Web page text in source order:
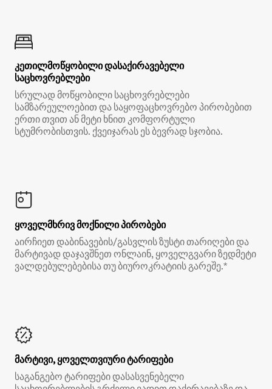
კეთილმოწყობილი დასაქირავებელი
საცხოვრებლები
სრულად მოწყობილი საცხოვრებლები
სამზარეულოებით და საყოფაცხოვრებო პირობებით
ერთი თვით ან მეტი ხნით კომფორტული
სტუმრობისთვის. ქვეიჯარას ეს ბევრად სჯობია.
ყოველმხრივ მოქნილი პირობები
აირჩიეთ დაბინავების/გასვლის ზუსტი თარიღები და
მარტივად დაჯავშნეთ ონლაინ, ყოველგვარი ზედმეტი
ვალდებულებებისა თუ ბიუროკრატიის გარეშე.*
მარტივი, ყოველთვიური ტარიფები
საგანგებო ტარიფები დასასვენებელი